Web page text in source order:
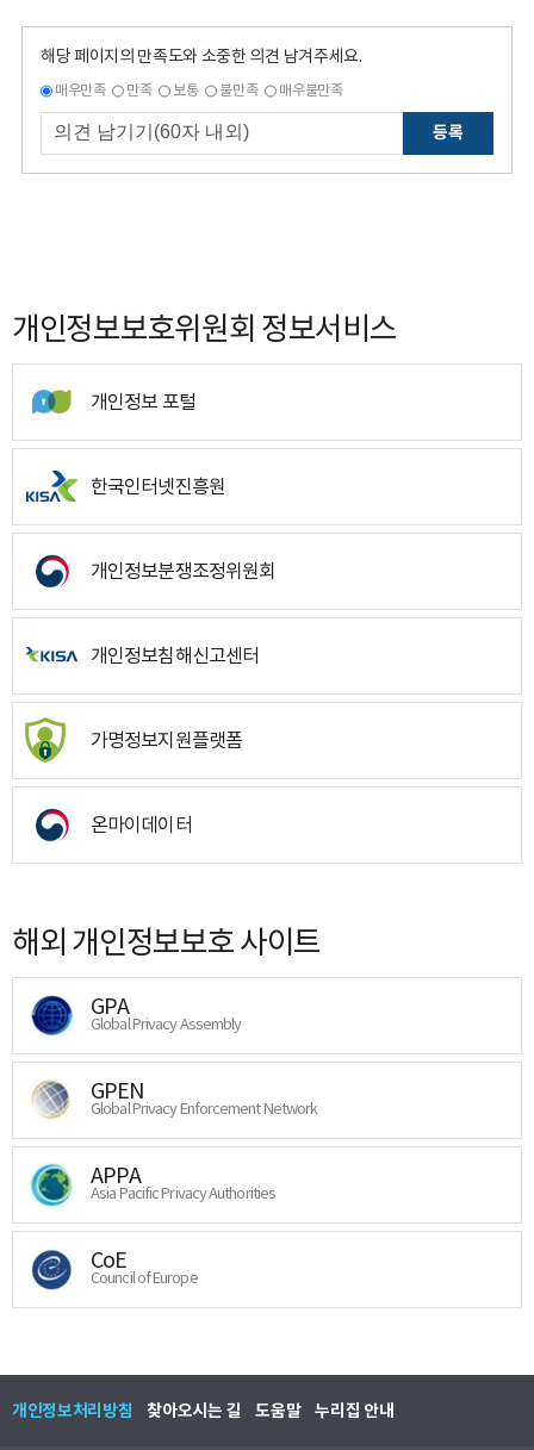
해당 페이지의 만족도와 소중한 의견 남겨주세요.
매우만족 만족 보통 불만족 매우불만족
등록
개인정보보호위원회 정보서비스
개인정보 포털
한국인터넷진흥원
개인정보분쟁조정위원회
개인정보침해신고센터
가명정보지원플랫폼
온마이데이터
해외 개인정보보호 사이트
GPA
Global Privacy Assembly
GPEN
Global Privacy Enforcement Network
APPA
Asia Pacific Privacy Authorities
CoE
Council of Europe
개인정보처리방침 찾아오시는 길 도움말 누리집 안내